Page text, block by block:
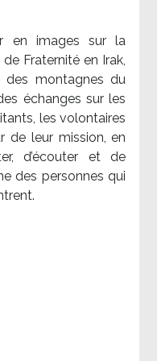
en images sur la
Fraternité en Irak,
montagnes du
échanges sur les
les volontaires
leur mission, en
d’écouter et de
des personnes qui